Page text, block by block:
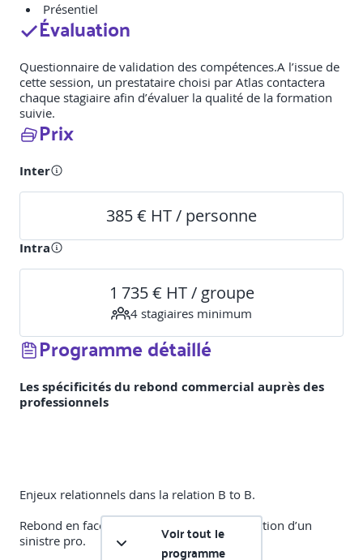
Présentiel
Évaluation
Questionnaire de validation des compétences.A l’issue de
cette session, un prestataire choisi par Atlas contactera
chaque stagiaire afin d’évaluer la qualité de la formation
suivie.
Prix
Inter
385 € HT / personne
Intra
1 735 € HT / groupe
4 stagiaires minimum
Programme détaillé
Les spécificités du rebond commercial auprès des
professionnels
Enjeux relationnels dans la relation B to B.
Rebond en face-à-face, appel sortant ou gestion d’un
sinistre pro.
Voir tout le
programme